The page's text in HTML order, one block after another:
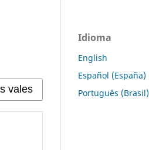
Idioma
English
Español (España)
Português (Brasil)